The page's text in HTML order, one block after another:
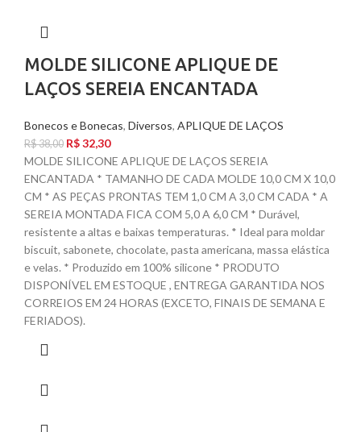
MOLDE SILICONE APLIQUE DE
LAÇOS SEREIA ENCANTADA
Bonecos e Bonecas, Diversos, APLIQUE DE LAÇOS
R$38,00 R$32,30
MOLDE SILICONE APLIQUE DE LAÇOS SEREIA
ENCANTADA * TAMANHO DE CADA MOLDE 10,0 CM X 10,0
CM * AS PEÇAS PRONTAS TEM 1,0 CM A 3,0 CM CADA * A
SEREIA MONTADA FICA COM 5,0 A 6,0 CM * Durável,
resistente a altas e baixas temperaturas. * Ideal para moldar
biscuit, sabonete, chocolate, pasta americana, massa elástica
e velas. * Produzido em 100% silicone * PRODUTO
DISPONÍVEL EM ESTOQUE , ENTREGA GARANTIDA NOS
CORREIOS EM 24 HORAS (EXCETO, FINAIS DE SEMANA E
FERIADOS).